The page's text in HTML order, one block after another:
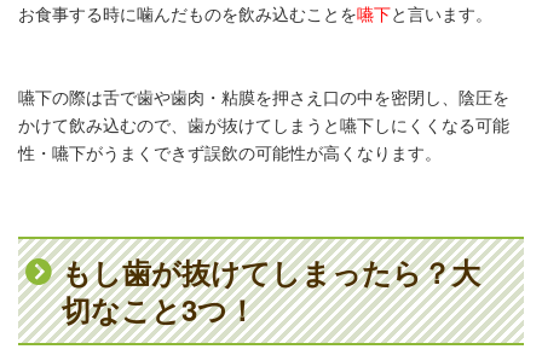
お食事する時に噛んだものを飲み込むことを嚥下と言います。
嚥下の際は舌で歯や歯肉・粘膜を押さえ口の中を密閉し、陰圧を
かけて飲み込むので、歯が抜けてしまうと嚥下しにくくなる可能
性・嚥下がうまくできず誤飲の可能性が高くなります。
もし歯が抜けてしまったら？大
切なこと3つ！